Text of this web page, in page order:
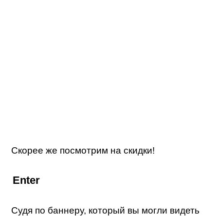
Скорее же посмотрим на скидки!
Enter
Судя по баннеру, который вы могли видеть